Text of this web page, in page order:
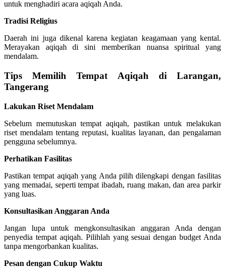
untuk menghadiri acara aqiqah Anda.
Tradisi Religius
Daerah ini juga dikenal karena kegiatan keagamaan yang kental.
Merayakan aqiqah di sini memberikan nuansa spiritual yang
mendalam.
Tips Memilih Tempat Aqiqah di Larangan,
Tangerang
Lakukan Riset Mendalam
Sebelum memutuskan tempat aqiqah, pastikan untuk melakukan
riset mendalam tentang reputasi, kualitas layanan, dan pengalaman
pengguna sebelumnya.
Perhatikan Fasilitas
Pastikan tempat aqiqah yang Anda pilih dilengkapi dengan fasilitas
yang memadai, seperti tempat ibadah, ruang makan, dan area parkir
yang luas.
Konsultasikan Anggaran Anda
Jangan lupa untuk mengkonsultasikan anggaran Anda dengan
penyedia tempat aqiqah. Pilihlah yang sesuai dengan budget Anda
tanpa mengorbankan kualitas.
Pesan dengan Cukup Waktu